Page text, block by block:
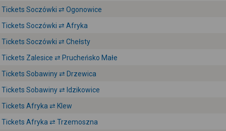
Tickets Soczówki ⇄ Ogonowice
Tickets Soczówki ⇄ Afryka
Tickets Soczówki ⇄ Chełsty
Tickets Zalesice ⇄ Prucheńsko Małe
Tickets Sobawiny ⇄ Drzewica
Tickets Sobawiny ⇄ Idzikowice
Tickets Afryka ⇄ Klew
Tickets Afryka ⇄ Trzemoszna